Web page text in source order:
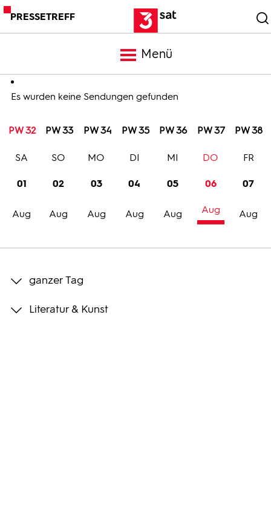
PRESSETREFF
Menü
Meldungen
Programm
Trailer
Bilder
Es wurden keine Sendungen gefunden
PW 32 PW 33 PW 34 PW 35 PW 36 PW 37 PW 38
01
Aug
SA
02
Aug
SO
03
Aug
MO
04
Aug
DI
05
Aug
MI
06
Aug
DO
07
Aug
FR
ganzer Tag
Literatur & Kunst